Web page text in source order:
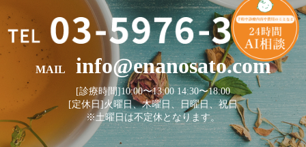
MAIL info@enanosato.com
[診療時間]10:00〜13:00 14:30〜18:00
[定休日]火曜日、木曜日、日曜日、祝日
※土曜日は不定休となります。